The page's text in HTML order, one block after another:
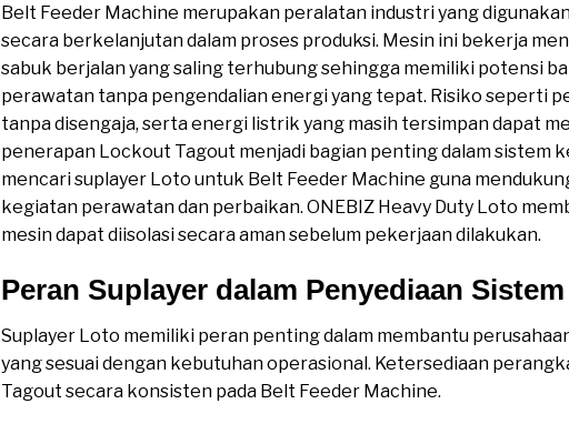
Belt Feeder Machine merupakan peralatan industri yang
secara berkelanjutan dalam proses produksi. Mesin ini bekerja
sabuk berjalan yang saling terhubung sehingga memiliki potensi
perawatan tanpa pengendalian energi yang tepat. Risiko seperti
tanpa disengaja, serta energi listrik yang masih tersimpan dapat
penerapan Lockout Tagout menjadi bagian penting dalam sistem
mencari suplayer Loto untuk Belt Feeder Machine guna
kegiatan perawatan dan perbaikan. ONEBIZ Heavy Duty Loto
mesin dapat diisolasi secara aman sebelum pekerjaan dilakukan.
Peran Suplayer dalam Penyediaan
Suplayer Loto memiliki peran penting dalam membantu
yang sesuai dengan kebutuhan operasional. Ketersediaan
Tagout secara konsisten pada Belt Feeder Machine.